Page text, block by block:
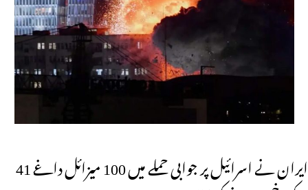
ایران نے اسرائیل پر جوابی حملے میں 100 میزائل داغے 41